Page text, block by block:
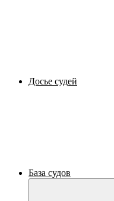
Досье судей
База судов